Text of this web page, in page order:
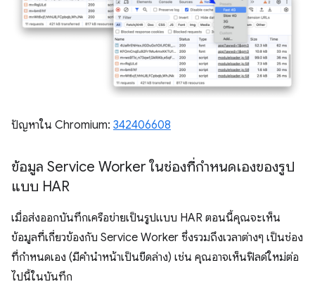
ปัญหาใน Chromium: 342406608
ข้อมูล Service Worker ในช่องที่กำหนดเองของรูป
แบบ HAR
เมื่อส่งออกบันทึกเครือข่ายเป็นรูปแบบ HAR ตอนนี้คุณจะเห็น
ข้อมูลที่เกี่ยวข้องกับ Service Worker ซึ่งรวมถึงเวลาต่างๆ เป็นช่อง
ที่กำหนดเอง (มีคำนำหน้าเป็นขีดล่าง) เช่น คุณอาจเห็นฟิลด์ใหม่ต่อ
ไปนี้ในบันทึก